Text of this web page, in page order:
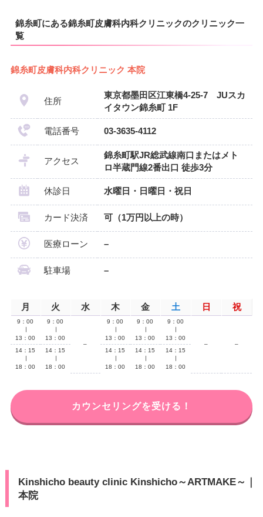
錦糸町にある錦糸町皮膚科内科クリニックのクリニック一
覧
錦糸町皮膚科内科クリニック 本院
住所
東京都墨田区江東橋4-25-7 JUスカ
イタウン錦糸町 1F
電話番号 03-3635-4112
アクセス
錦糸町駅JR総武線南口またはメト
ロ半蔵門線2番出口 徒歩3分
休診日 水曜日・日曜日・祝日
カード決済 可（1万円以上の時）
医療ローン –
駐車場 –
月 火 水 木 金 土 日 祝
9：00
13：00
9：00
13：00
–
9：00
13：00
9：00
13：00
9：00
13：00
–
–
14：15
18：00
14：15
18：00
14：15
18：00
14：15
18：00
14：15
18：00
カウンセリングを受ける！
Kinshicho beauty clinic Kinshicho～ARTMAKE～｜
本院